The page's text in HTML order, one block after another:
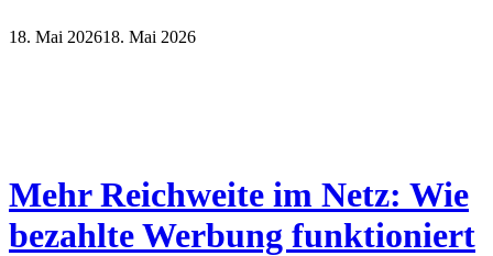
18. Mai 202618. Mai 2026
Mehr Reichweite im Netz: Wie
bezahlte Werbung funktioniert